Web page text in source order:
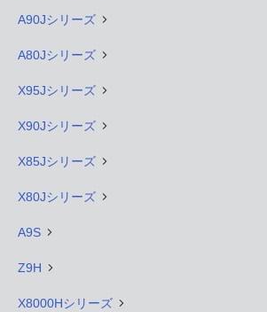
A90Jシリーズ
A80Jシリーズ
X95Jシリーズ
X90Jシリーズ
X85Jシリーズ
X80Jシリーズ
A9S
Z9H
X8000Hシリーズ